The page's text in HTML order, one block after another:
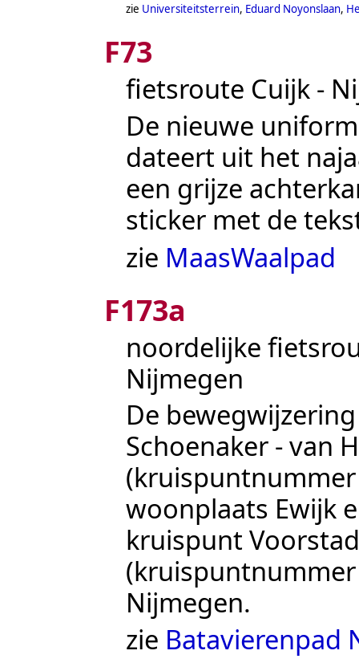
zie Universiteitsterrein, Eduard Noyonslaan,
F73
fietsroute Cuijk -
De nieuwe
dateert uit het
een grijze
sticker met de
zie MaasWaalpad
F173a
noordelijke
Nijmegen
De
Schoenaker - van
woonplaats Ewijk
kruispunt
Nijmegen.
zie Batavierenpad